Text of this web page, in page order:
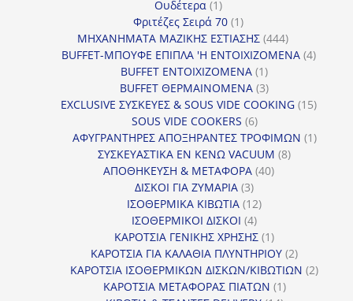
Ουδέτερα 11
προϊόν
Φριτέζες Σειρά 70 11
προϊόν
ΜΗΧΑΝΗΜΑΤΑ ΜΑΖΙΚΗΣ ΕΣΤΙΑΣΗΣ 444444
προϊόντα
BUFFET-ΜΠΟΥΦΕ ΕΠΙΠΛΑ 'Η ΕΝΤΟΙΧΙΖΟΜΕΝΑ 44
BUFFET ΕΝΤΟΙΧΙΖΟΜΕΝΑ 11
προϊόν
BUFFET ΘΕΡΜΑΙΝΟΜΕΝΑ 33
προϊόντα
EXCLUSIVE ΣΥΣΚΕΥΕΣ & SOUS VIDE COOKING 1515
SOUS VIDE COOKERS 66
προϊόντα
ΑΦΥΓΡΑΝΤΗΡΕΣ ΑΠΟΞΗΡΑΝΤΕΣ ΤΡΟΦΙΜΩΝ 11
ΣΥΣΚΕΥΑΣΤΙΚΑ ΕΝ ΚΕΝΩ VACUUM 88
ΑΠΟΘΗΚΕΥΣΗ & ΜΕΤΑΦΟΡΑ 4040
ΔΙΣΚΟΙ ΓΙΑ ΖΥΜΑΡΙΑ 33
προϊόντα
ΙΣΟΘΕΡΜΙΚΑ ΚΙΒΩΤΙΑ 1212
ΙΣΟΘΕΡΜΙΚΟΙ ΔΙΣΚΟΙ 44
προϊόντα
ΚΑΡΟΤΣΙΑ ΓΕΝΙΚΗΣ ΧΡΗΣΗΣ 11
προϊόν
ΚΑΡΟΤΣΙΑ ΓΙΑ ΚΑΛΑΘΙΑ ΠΛΥΝΤΗΡΙΟΥ 22
προϊόντα
ΚΑΡΟΤΣΙΑ ΙΣΟΘΕΡΜΙΚΩΝ ΔΙΣΚΩΝ/ΚΙΒΩΤΙΩΝ 22
ΚΑΡΟΤΣΙΑ ΜΕΤΑΦΟΡΑΣ ΠΙΑΤΩΝ 11